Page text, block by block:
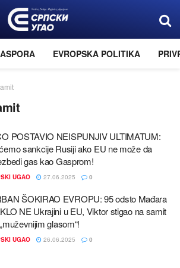
EVROPSKA POLITIKA
POSTAVIO NEISPUNJIV ULTIMATUM:
sankciјe Rusiјi ako EU ne može da
gas kao Gasprom!
UGAO 27.06.2025 0
ŠOKIRAO EVROPU: 95 odsto Mađara
NE Ukraјini u EU, Viktor stigao na samit
glasom“!
UGAO 26.06.2025 0